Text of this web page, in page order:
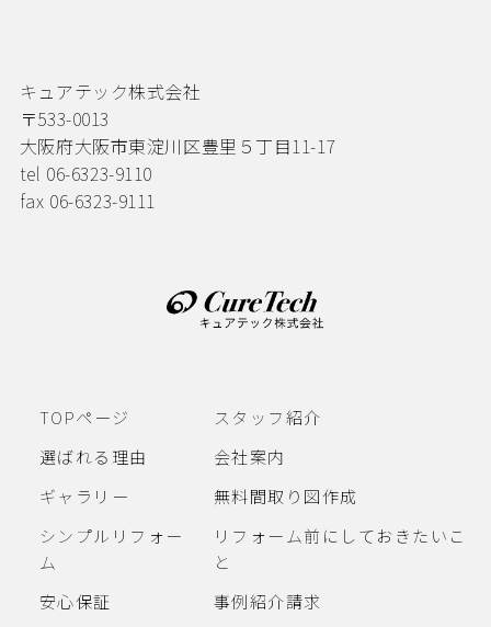
キュアテック株式会社
〒533-0013
大阪府大阪市東淀川区豊里５丁目11-17
tel 06-6323-9110
fax 06-6323-9111
TOPページ
選ばれる理由
ギャラリー
シンプルリフォー
ム
安心保証
スタッフ紹介
会社案内
無料間取り図作成
リフォーム前にしておきたいこ
と
事例紹介請求